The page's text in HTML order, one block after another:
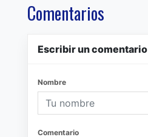
Comentarios
Escribir un comentario
Nombre
Comentario